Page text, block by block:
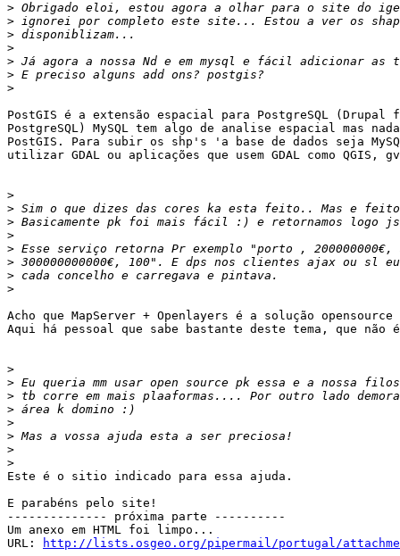
>
>
>
>
>
>
>
PostGIS é a extensão espacial para PostgreSQL (Drupal
PostgreSQL) MySQL tem algo de analise espacial mas nada
PostGIS. Para subir os shp's 'a base de dados seja
utilizar GDAL ou aplicações que usem GDAL como QGIS,
>
>
>
>
>
>
>
>
Acho que MapServer + Openlayers é a solução
Aqui há pessoal que sabe bastante deste tema, que não
>
>
>
>
>
>
>
>
Este é o sitio indicado para essa ajuda.
E parabéns pelo site!
-------------- próxima parte ----------
Um anexo em HTML foi limpo...
URL:
http://lists.osgeo.org/pipermail/portugal/